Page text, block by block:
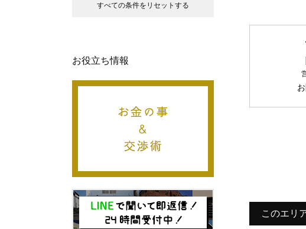
このエリ
すべての条件をリセットする
お役立ち情報